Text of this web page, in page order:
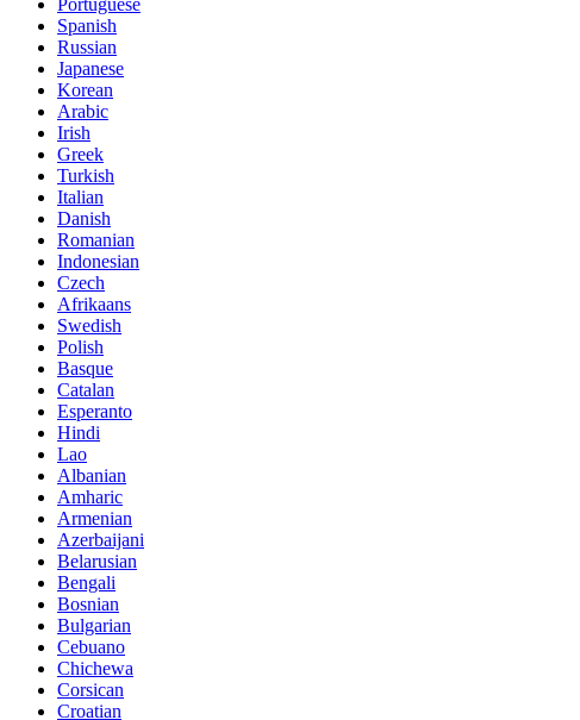
Portuguese
Spanish
Russian
Japanese
Korean
Arabic
Irish
Greek
Turkish
Italian
Danish
Romanian
Indonesian
Czech
Afrikaans
Swedish
Polish
Basque
Catalan
Esperanto
Hindi
Lao
Albanian
Amharic
Armenian
Azerbaijani
Belarusian
Bengali
Bosnian
Bulgarian
Cebuano
Chichewa
Corsican
Croatian